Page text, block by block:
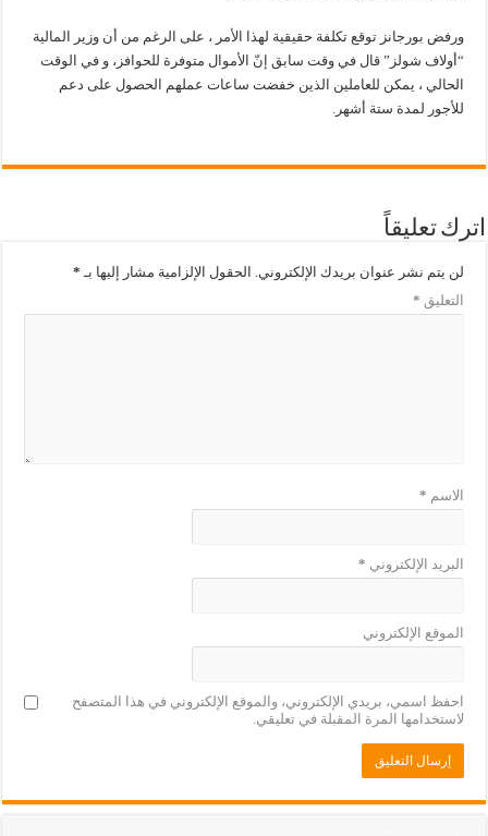
ورفض بورجانز توقع تكلفة حقيقية لهذا الأمر ، على الرغم من أن وزير المالية
“أولاف شولز” قال في وقت سابق إنّ الأموال متوفرة للحوافز، و في الوقت
الحالي ، يمكن للعاملين الذين خفضت ساعات عملهم الحصول على دعم
للأجور لمدة ستة أشهر.
اترك تعليقاً
لن يتم نشر عنوان بريدك الإلكتروني. الحقول الإلزامية مشار إليها بـ *
التعليق *
الاسم *
البريد الإلكتروني *
الموقع الإلكتروني
احفظ اسمي، بريدي الإلكتروني، والموقع الإلكتروني في هذا المتصفح
لاستخدامها المرة المقبلة في تعليقي.